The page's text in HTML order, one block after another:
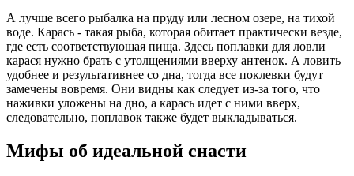
А лучше всего рыбалка на пруду или лесном озере, на тихой
воде. Карась - такая рыба, которая обитает практически везде,
где есть соответствующая пища. Здесь поплавки для ловли
карася нужно брать с утолщениями вверху антенок. А ловить
удобнее и результативнее со дна, тогда все поклевки будут
замечены вовремя. Они видны как следует из-за того, что
наживки уложены на дно, а карась идет с ними вверх,
следовательно, поплавок также будет выкладываться.
Мифы об идеальной снасти